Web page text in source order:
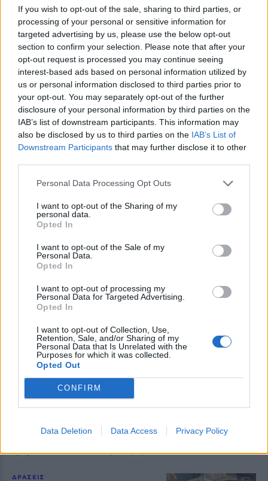
If you wish to opt-out of the sale, sharing to third parties, or
processing of your personal or sensitive information for
targeted advertising by us, please use the below opt-out
section to confirm your selection. Please note that after your
opt-out request is processed you may continue seeing
interest-based ads based on personal information utilized by
us or personal information disclosed to third parties prior to
your opt-out. You may separately opt-out of the further
disclosure of your personal information by third parties on the
IAB’s list of downstream participants. This information may
also be disclosed by us to third parties on the IAB’s List of
Downstream Participants that may further disclose it to other
Personal Data Processing Opt Outs
I want to opt-out of the Sharing of my
personal data.
Opted In
I want to opt-out of the Sale of my
Personal Data.
Opted In
I want to opt-out of processing my
Personal Data for Targeted Advertising.
Opted In
I want to opt-out of Collection, Use,
Retention, Sale, and/or Sharing of my
Personal Data that Is Unrelated with the
Purposes for which it was collected.
Opted Out
CONFIRM
Data Deletion Data Access Privacy Policy
νόμων που ιδιωτικοποιούν την κοινωνική
ασφάλιση – Επαναφορά του Ν. 1264/82.
Προσλήψεις μόνιμου προσωπικού για να
καλυφθούν τα χιλιάδες οργανικά κενά που
υπάρχουν στο Δημόσιο, ιδιαίτερα στους
τομείς της Υγείας, της Παιδείας, της
Κοινωνικής Ασφάλισης κ.ά.
Όχι στις ιδιωτικοποιήσεις Δημόσιων
οργανισμών και φορέων.
Μετά και από αυτή την κοροϊδία είναι μονόδρομος
πλέον η κλιμάκωση των κινητοποιήσεων μας με
και την καταπολέμηση της ΑΚΡΙΒΕΙΑΣ».
Δείτε περισσότερα άρθρα μας στα αποτελέσματα
Add stonisi.gr on Google ↗
ΣΤΗΝ ΙΔΙΑ ΚΑΤΗΓΟΡΙΑ
ΔΡΑΣΕΙΣ
Η Έλλη και ο Φρίξος
Πρωτογερέλλη στους δρόμους
της μνήμης
Η Θερμή τίμησε τους δύο
Αντίστασης, ενώ κατατέθηκε
πρόταση να δοθεί το όνομά τους σε
ΔΡΑΣΕΙΣ